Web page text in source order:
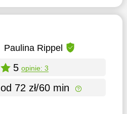
Paulina Rippel
5 opinie: 3
od 72 zł/60 min